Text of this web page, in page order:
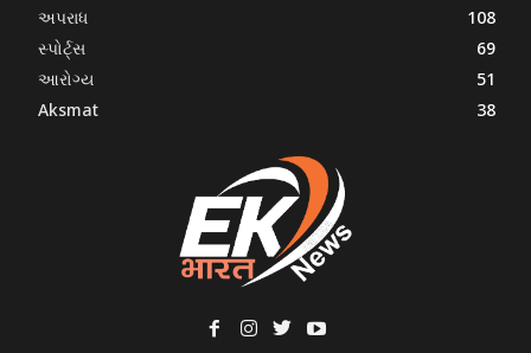
અપરાધ
108
સ્પોર્ટ્સ
69
આરોગ્ય
51
Aksmat
38